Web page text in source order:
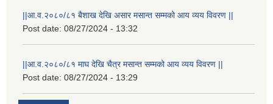
||आ.व.२०८०/८१ बैशाख देखि असार मसान्त सम्मको आय व्यय विवरण ||
Post date: 08/27/2024 - 13:32
||आ.व.२०८०/८१ माघ देखि चैत्र मसान्त सम्मको आय व्यय विवरण ||
Post date: 08/27/2024 - 13:29